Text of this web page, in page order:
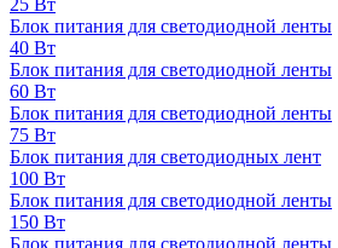
25 Вт
Блок питания для светодиодной ленты
40 Вт
Блок питания для светодиодной ленты
60 Вт
Блок питания для светодиодной ленты
75 Вт
Блок питания для светодиодных лент
100 Вт
Блок питания для светодиодной ленты
150 Вт
Блок питания для светодиодной ленты